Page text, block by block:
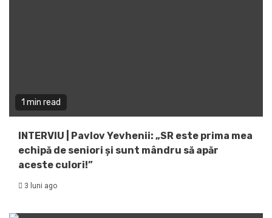
1 min read
INTERVIU | Pavlov Yevhenii: „SR este prima mea
echipă de seniori și sunt mândru să apăr
aceste culori!”
3 luni ago